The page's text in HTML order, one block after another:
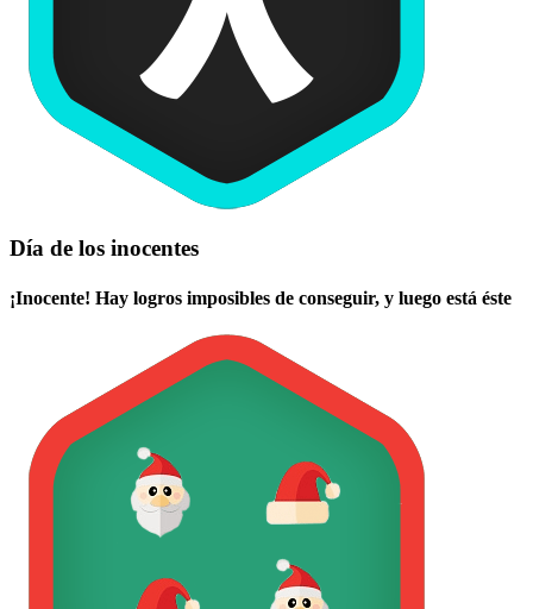
Día de los inocentes
¡Inocente! Hay logros imposibles de conseguir, y luego está éste